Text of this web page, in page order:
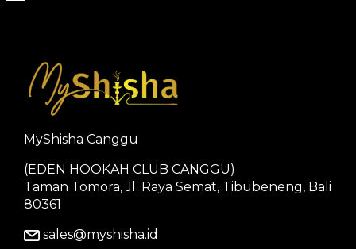
MyShisha Canggu
(EDEN HOOKAH CLUB CANGGU)
Taman Tomora, Jl. Raya Semat, Tibubeneng, Bali
80361
sales@myshisha.id